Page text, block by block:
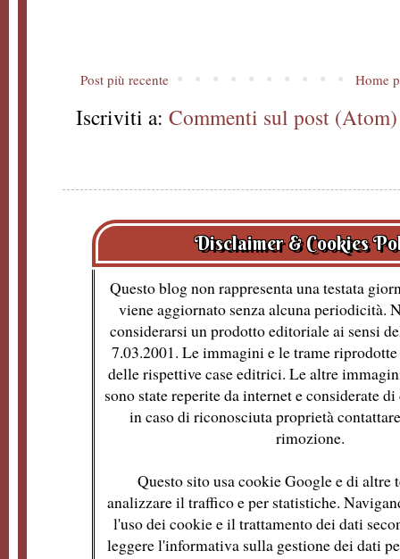
Post più recente Home
Iscriviti a: Commenti sul post (Atom)
Disclaimer & Cookies
Questo blog non rappresenta una testata
viene aggiornato senza alcuna periodicità.
considerarsi un prodotto editoriale ai sensi
7.03.2001. Le immagini e le trame
delle rispettive case editrici. Le altre
sono state reperite da internet e considerate
in caso di riconosciuta proprietà
rimozione.
Questo sito usa cookie Google e di altre
analizzare il traffico e per statistiche.
l'uso dei cookie e il trattamento dei dati
leggere l'informativa sulla gestione dei dati